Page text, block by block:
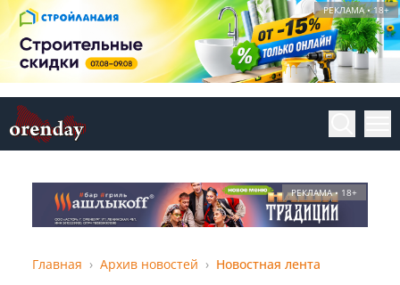
РЕКЛАМА • 18+
РЕКЛАМА • 18+
Главная Архив новостей Новостная лента